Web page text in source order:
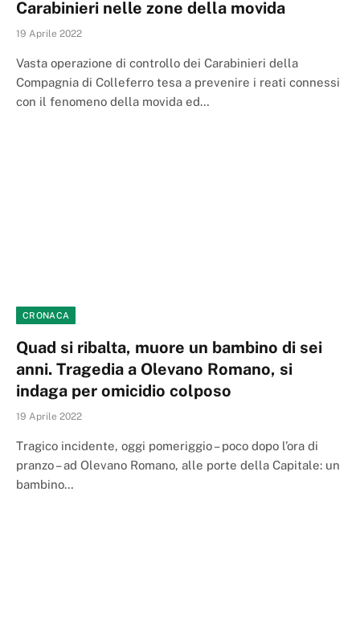
Carabinieri nelle zone della movida
19 Aprile 2022
Vasta operazione di controllo dei Carabinieri della
Compagnia di Colleferro tesa a prevenire i reati connessi
con il fenomeno della movida ed…
CRONACA
Quad si ribalta, muore un bambino di sei
anni. Tragedia a Olevano Romano, si
indaga per omicidio colposo
19 Aprile 2022
Tragico incidente, oggi pomeriggio – poco dopo l’ora di
pranzo – ad Olevano Romano, alle porte della Capitale: un
bambino…